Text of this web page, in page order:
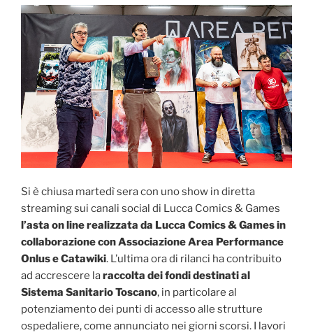
Si è chiusa martedì sera con uno show in diretta
streaming sui canali social di Lucca Comics & Games
l’asta on line realizzata da Lucca Comics & Gamesin
collaborazione con Associazione Area Performance
Onlus e Catawiki. L’ultima ora di rilanci ha contribuito
ad accrescere laraccolta deifondi destinati al
Sistema Sanitario Toscano, in particolare al
potenziamento dei punti di accesso alle strutture
ospedaliere, come annunciato nei giorni scorsi. I lavori